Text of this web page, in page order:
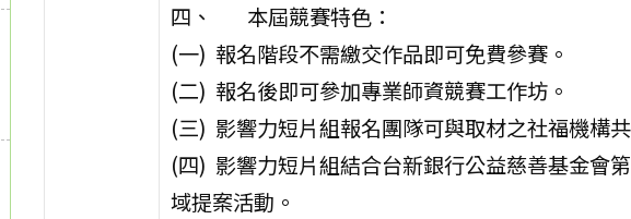
四、 本屆競賽特色：
(一) 報名階段不需繳交作品即可免費參賽。
(二) 報名後即可參加專業師資競賽工作坊。
(三) 影響力短片組報名團隊可與取材之社福機構
(四) 影響力短片組結合台新銀行公益慈善基金會
域提案活動。